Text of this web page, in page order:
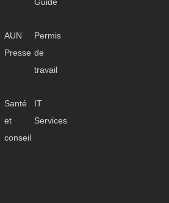
Guide
AUN
Presse
Permis
de
travail
Santé
et
conseil
IT
Services